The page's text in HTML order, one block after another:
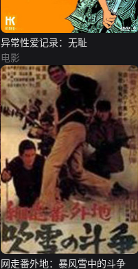
异常性爱记录：无耻
电影
网走番外地：暴风雪中的斗争